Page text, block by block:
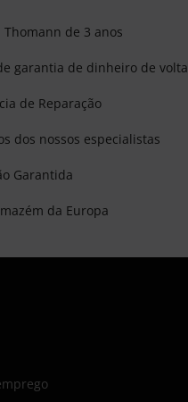
Thomann de 3 anos
garantia de dinheiro de volta
de Reparação
dos nossos especialistas
Garantida
da Europa